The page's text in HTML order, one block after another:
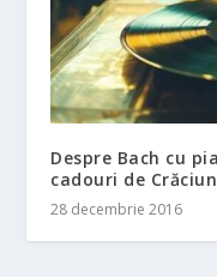
Despre Bach cu
cadouri de Crăciun
28 decembrie 2016